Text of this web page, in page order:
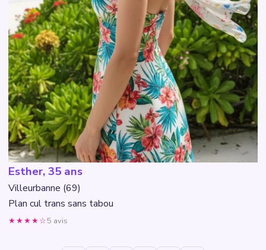
Esther, 35 ans
Villeurbanne (69)
Plan cul trans sans tabou
★★★★☆5 avis